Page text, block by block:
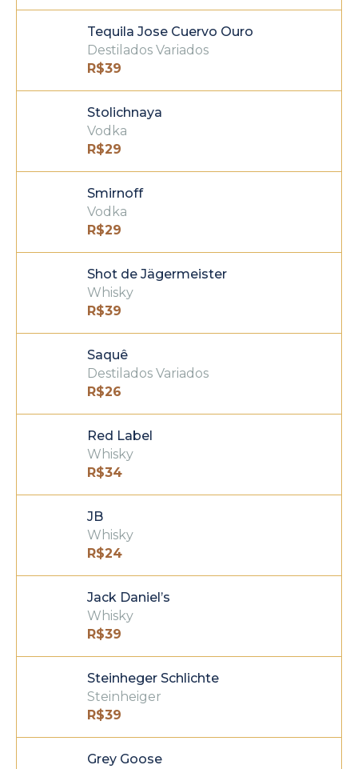
Tequila Jose Cuervo Ouro
Destilados Variados
R$39
Stolichnaya
Vodka
R$29
Smirnoff
Vodka
R$29
Shot de Jägermeister
Whisky
R$39
Saquê
Destilados Variados
R$26
Red Label
Whisky
R$34
JB
Whisky
R$24
Jack Daniel’s
Whisky
R$39
Steinheger Schlichte
Steinheiger
R$39
Grey Goose